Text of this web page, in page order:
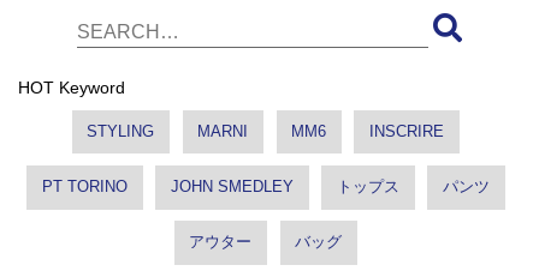
HOT Keyword
STYLING MARNI MM6 INSCRIRE
PT TORINO JOHN SMEDLEY トップス パンツ
アウター バッグ